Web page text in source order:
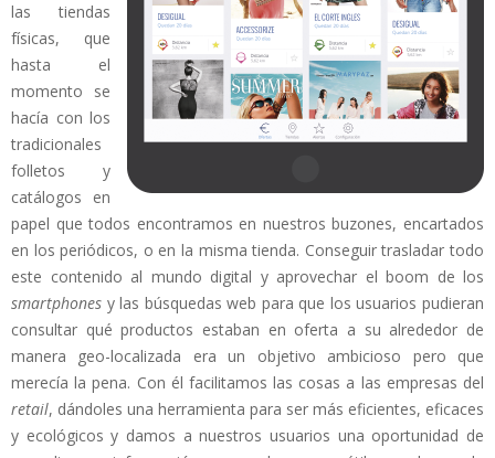
las tiendas
físicas, que
hasta el
momento se
hacía con los
tradicionales
folletos y
catálogos en
papel que todos encontramos en nuestros buzones, encartados
en los periódicos, o en la misma tienda. Conseguir trasladar todo
este contenido al mundo digital y aprovechar el boom de los
smartphones y las búsquedas web para que los usuarios pudieran
consultar qué productos estaban en oferta a su alrededor de
manera geo-localizada era un objetivo ambicioso pero que
merecía la pena. Con él facilitamos las cosas a las empresas del
retail, dándoles una herramienta para ser más eficientes, eficaces
y ecológicos y damos a nuestros usuarios una oportunidad de